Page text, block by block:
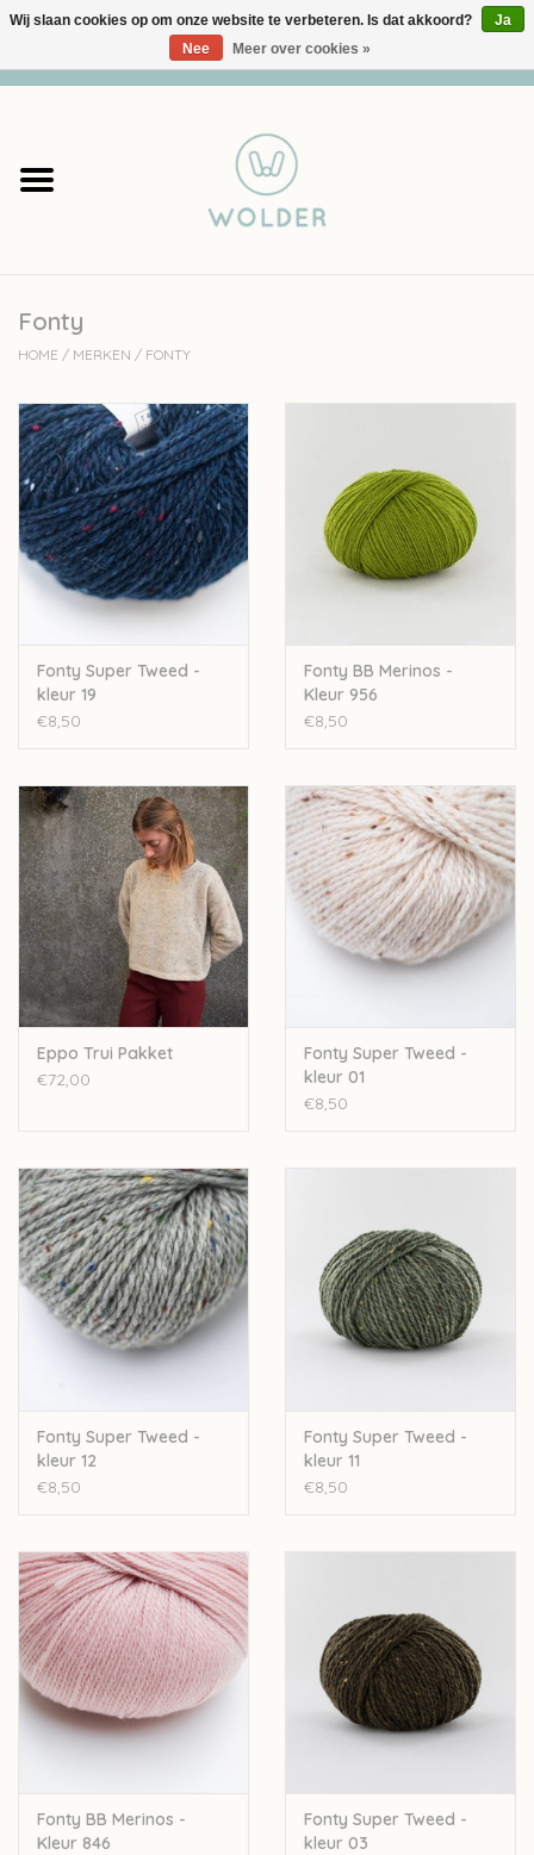
Garens
Accessoires
Cadeaubon
Solden
Over wolder
Fonty
HOME / MERKEN / FONTY
Fonty Super Tweed -
kleur 19
€8,50
Fonty BB Merinos -
Kleur 956
€8,50
Eppo Trui Pakket
€72,00
Fonty Super Tweed -
kleur 01
€8,50
Fonty Super Tweed -
kleur 12
€8,50
Fonty Super Tweed -
kleur 11
€8,50
Fonty BB Merinos -
Kleur 846
Fonty Super Tweed -
kleur 03
Wij slaan cookies op om onze website te verbeteren. Is dat akkoord?
Ja
Nee
Meer over cookies »